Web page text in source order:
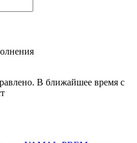
В ближайшее время с